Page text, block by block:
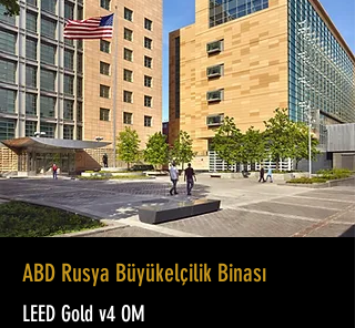
ABD Rusya Büyükelçilik Binası
LEED Gold v4 OM